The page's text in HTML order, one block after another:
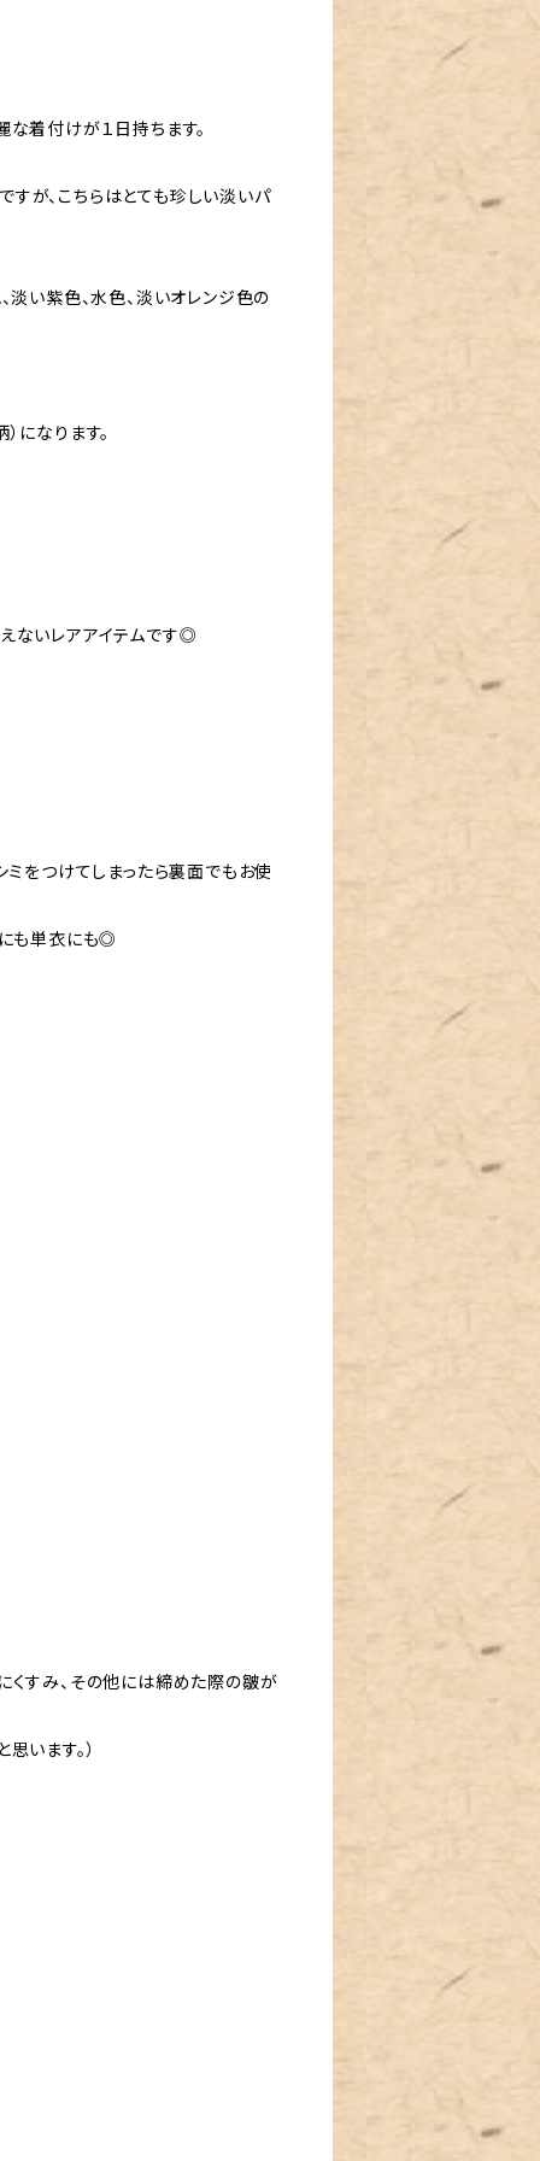
着付けが１日持ちます。
が、こちらはとても珍しい淡いパ
淡い紫色、水色、淡いオレンジ色の
になります。
ないレアアイテムです◎
ミをつけてしまったら裏面でもお使
にも単衣にも◎
くすみ、その他には締めた際の皺が
います。）